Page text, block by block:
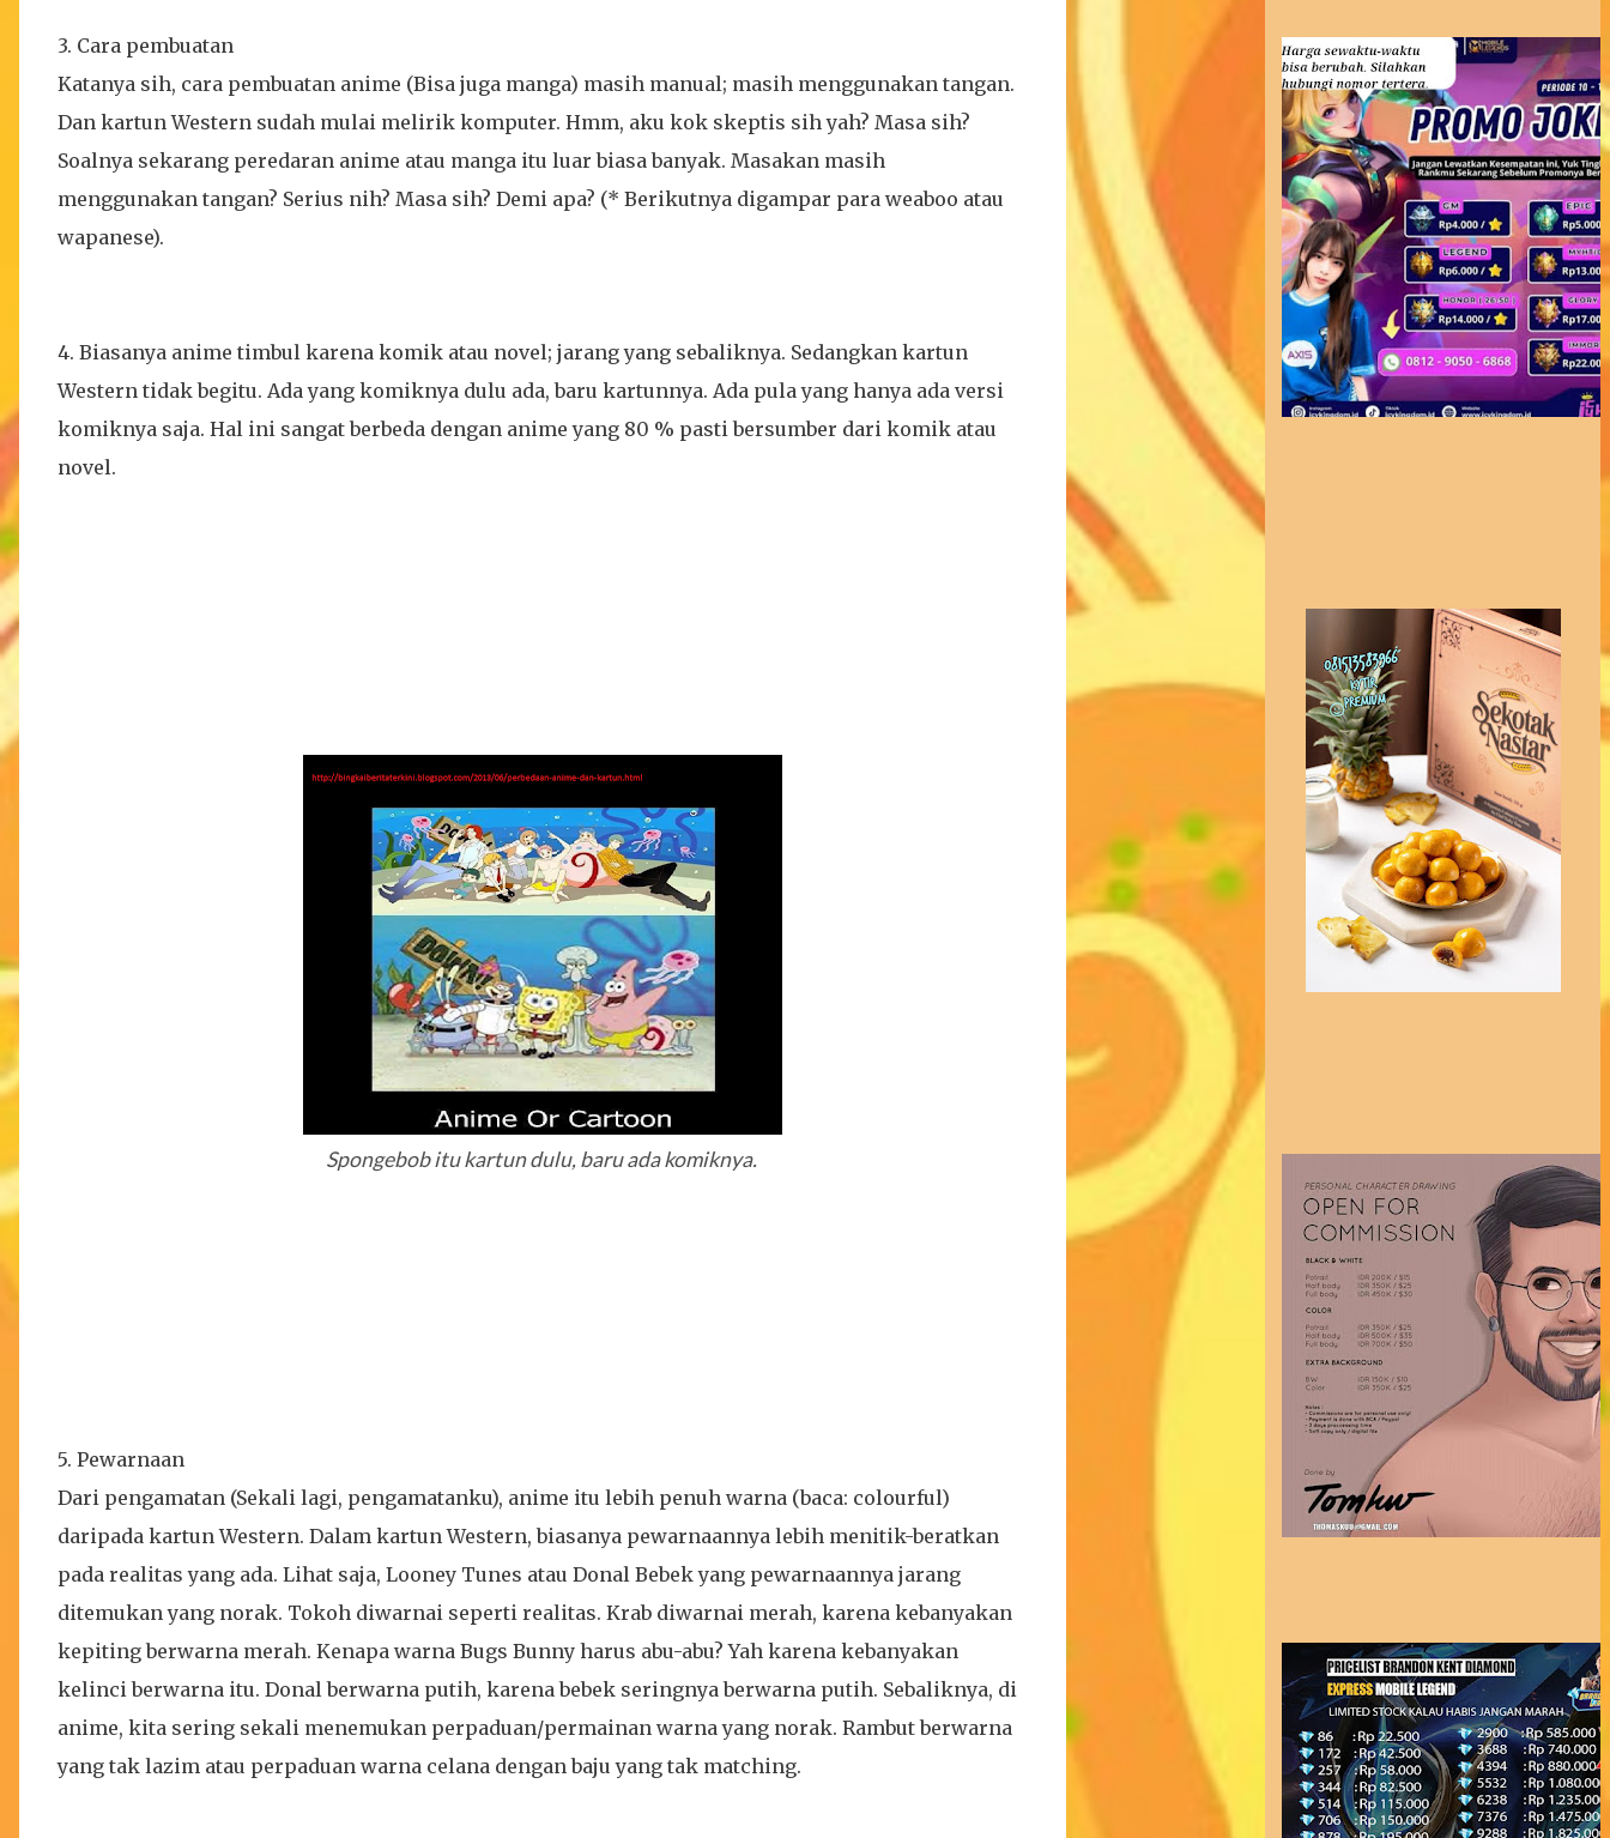
3. Cara pembuatan
Katanya sih, cara pembuatan anime (Bisa juga manga) masih manual; masih menggunakan tangan.
Dan kartun Western sudah mulai melirik komputer. Hmm, aku kok skeptis sih yah? Masa sih?
Soalnya sekarang peredaran anime atau manga itu luar biasa banyak. Masakan masih
menggunakan tangan? Serius nih? Masa sih? Demi apa? (* Berikutnya digampar para weaboo atau
wapanese).
4. Biasanya anime timbul karena komik atau novel; jarang yang sebaliknya. Sedangkan kartun
Western tidak begitu. Ada yang komiknya dulu ada, baru kartunnya. Ada pula yang hanya ada versi
komiknya saja. Hal ini sangat berbeda dengan anime yang 80 % pasti bersumber dari komik atau
novel.
Spongebob itu kartun dulu, baru ada komiknya.
5. Pewarnaan
Dari pengamatan (Sekali lagi, pengamatanku), anime itu lebih penuh warna (baca: colourful)
daripada kartun Western. Dalam kartun Western, biasanya pewarnaannya lebih menitik-beratkan
pada realitas yang ada. Lihat saja, Looney Tunes atau Donal Bebek yang pewarnaannya jarang
ditemukan yang norak. Tokoh diwarnai seperti realitas. Krab diwarnai merah, karena kebanyakan
kepiting berwarna merah. Kenapa warna Bugs Bunny harus abu-abu? Yah karena kebanyakan
kelinci berwarna itu. Donal berwarna putih, karena bebek seringnya berwarna putih. Sebaliknya, di
anime, kita sering sekali menemukan perpaduan/permainan warna yang norak. Rambut berwarna
yang tak lazim atau perpaduan warna celana dengan baju yang tak matching.